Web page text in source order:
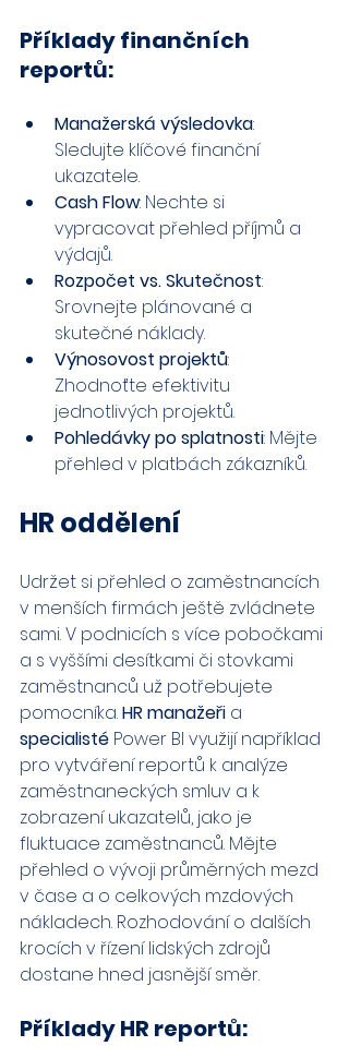
Příklady finančních
reportů:
Manažerská výsledovka:
Sledujte klíčové finanční
ukazatele.
Cash Flow: Nechte si
vypracovat přehled příjmů a
výdajů.
Rozpočet vs. Skutečnost:
Srovnejte plánované a
skutečné náklady.
Výnosovost projektů:
Zhodnoťte efektivitu
jednotlivých projektů.
Pohledávky po splatnosti: Mějte
přehled v platbách zákazníků.
HR oddělení
Udržet si přehled o zaměstnancích
v menších firmách ještě zvládnete
sami. V podnicích s více pobočkami
a s vyššími desítkami či stovkami
zaměstnanců už potřebujete
pomocníka. HR manažeři a
specialisté Power BI využijí například
pro vytváření reportů k analýze
zaměstnaneckých smluv a k
zobrazení ukazatelů, jako je
fluktuace zaměstnanců. Mějte
přehled o vývoji průměrných mezd
v čase a o celkových mzdových
nákladech. Rozhodování o dalších
krocích v řízení lidských zdrojů
dostane hned jasnější směr.
Příklady HR reportů: